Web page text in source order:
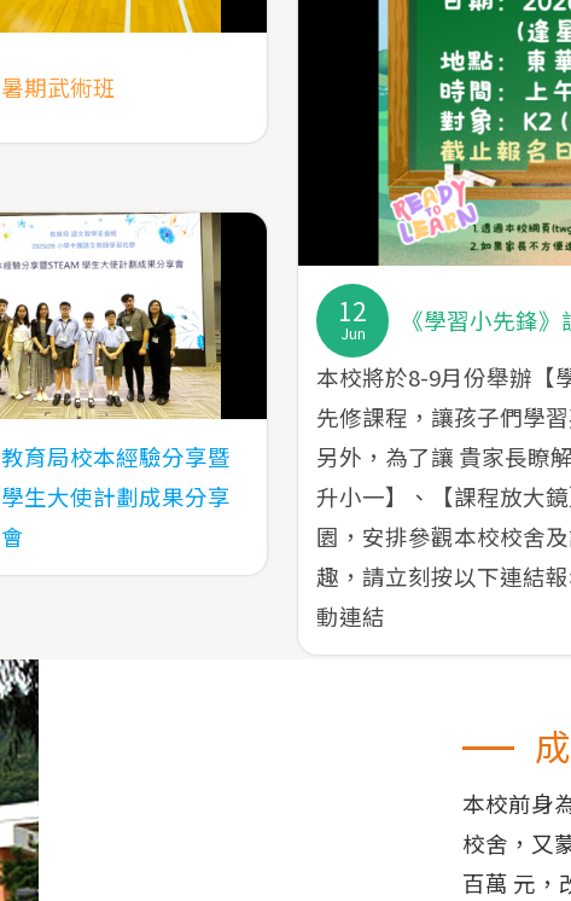
12
Jun
《學習小先鋒》
本校將於8-9月份舉辦【
先修課程，讓孩子們學
另外，為了讓 貴家長瞭
升小一】、【課程放大
園，安排參觀本校校舍
趣，請立刻按以下連結
動連結
暑期武術班
教育局校本經驗分享暨
學生大使計劃成果分享
會
本校前身
校舍，又
百萬 元，